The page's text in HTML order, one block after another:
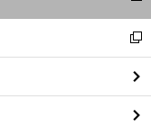
閉
る
新
し
い
ウ
ィ